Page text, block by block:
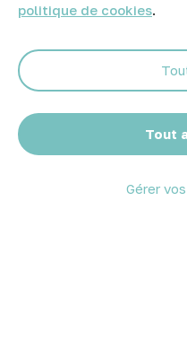
politique de cookies.
Tout
Gérer
© 2026 Atelier